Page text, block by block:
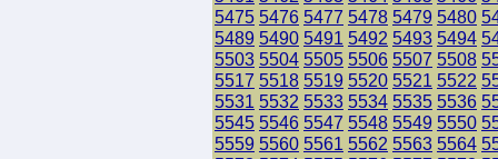
5475 5476 5477 5478 5479 5480
5489 5490 5491 5492 5493 5494
5503 5504 5505 5506 5507 5508
5517 5518 5519 5520 5521 5522
5531 5532 5533 5534 5535 5536
5545 5546 5547 5548 5549 5550
5559 5560 5561 5562 5563 5564